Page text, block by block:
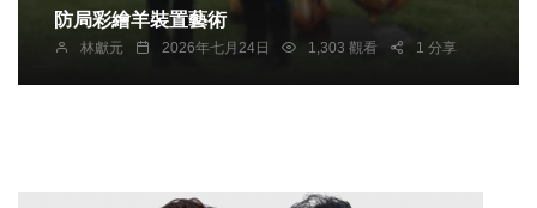
防局彩繪羊裝置藝術
林獻元 2026年七月24日 1,303 觀看 1 分享